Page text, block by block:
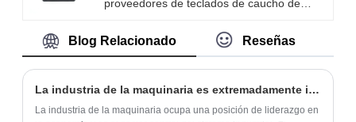
no solo ofrecemos productos rentables,
para satisfacer las necesidades de
aplicaciones diversificadas.
acondicionados de 1-1.5hp.
embalaje reforzado y soporte OEM para
las necesidades de lotes.
proveedores de teclados de caucho de
silicona se producen mediante molduras de
automotriz, médico, industrial y electrónica.
Nuestros teclados de goma están
Blog Relacionado Reseñas
La industria de la maquinaria es extremadamente importante para la producción de toda la sociedad.
La industria de la maquinaria ocupa una posición de liderazgo en